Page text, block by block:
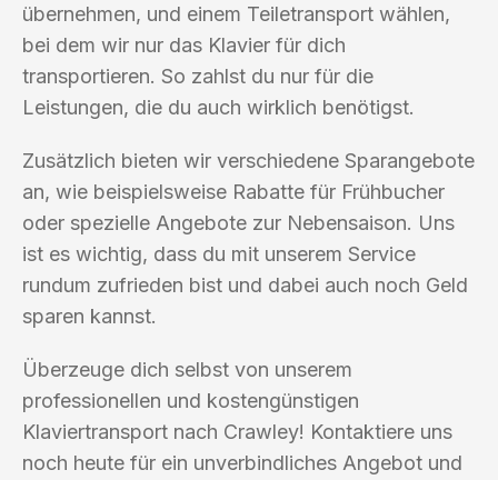
übernehmen, und einem Teiletransport wählen,
bei dem wir nur das Klavier für dich
transportieren. So zahlst du nur für die
Leistungen, die du auch wirklich benötigst.
Zusätzlich bieten wir verschiedene Sparangebote
an, wie beispielsweise Rabatte für Frühbucher
oder spezielle Angebote zur Nebensaison. Uns
ist es wichtig, dass du mit unserem Service
rundum zufrieden bist und dabei auch noch Geld
sparen kannst.
Überzeuge dich selbst von unserem
professionellen und kostengünstigen
Klaviertransport nach Crawley! Kontaktiere uns
noch heute für ein unverbindliches Angebot und